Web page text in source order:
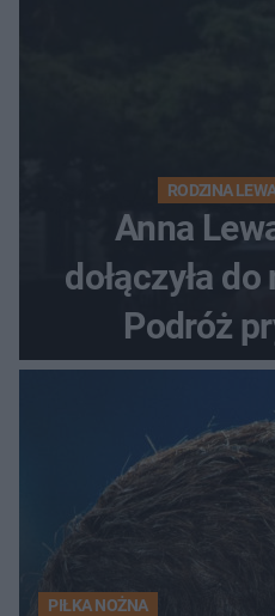
RODZINA
Anna
dołączyła
Podróż
PIŁKA NOŻNA